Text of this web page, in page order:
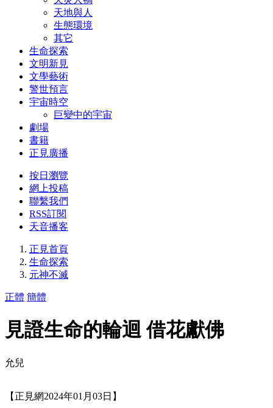
天地與人
生態環境
其它
生命探索
文明新見
文學藝術
警世預言
宇宙時空
巨變中的宇宙
劇場
書籍
正見廣播
按日瀏覽
網上投稿
聯繫我們
RSS訂閱
天音播客
正見首頁
生命探索
元神不滅
正體 簡體
見證生命的輪迴 借花獻佛
允兒
【正見網2024年01月03日】